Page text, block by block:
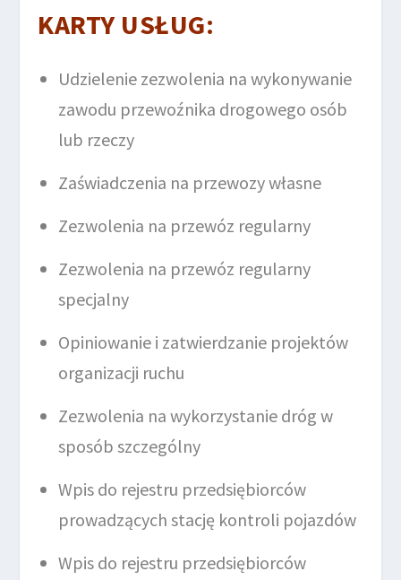
KARTY USŁUG:
Udzielenie zezwolenia na wykonywanie
zawodu przewoźnika drogowego osób
lub rzeczy
Zaświadczenia na przewozy własne
Zezwolenia na przewóz regularny
Zezwolenia na przewóz regularny
specjalny
Opiniowanie i zatwierdzanie projektów
organizacji ruchu
Zezwolenia na wykorzystanie dróg w
sposób szczególny
Wpis do rejestru przedsiębiorców
prowadzących stację kontroli pojazdów
Wpis do rejestru przedsiębiorców